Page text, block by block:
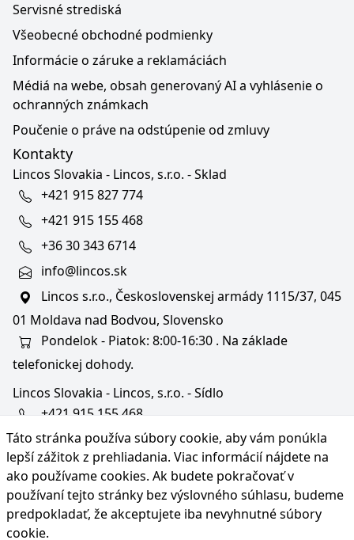
Táto stránka používa súbory cookie, aby vám ponúkla
lepší zážitok z prehliadania. Viac informácií nájdete na
ako používame cookies. Ak budete pokračovať v
používaní tejto stránky bez výslovného súhlasu, budeme
predpokladať, že akceptujete iba nevyhnutné súbory
cookie.
Servisné strediská
Všeobecné obchodné podmienky
Informácie o záruke a reklamáciách
Médiá na webe, obsah generovaný AI a vyhlásenie o
ochranných známkach
Poučenie o práve na odstúpenie od zmluvy
Kontakty
Lincos Slovakia - Lincos, s.r.o. - Sklad
+421 915 827 774
+421 915 155 468
+36 30 343 6714
info@lincos.sk
Lincos s.r.o., Československej armády 1115/37, 045
01 Moldava nad Bodvou, Slovensko
Pondelok - Piatok: 8:00-16:30 . Na základe
telefonickej dohody.
Lincos Slovakia - Lincos, s.r.o. - Sídlo
+421 915 155 468
+36/30 343 6714
bratislava@lincos.sk
Lincos s.r.o., Rustaveliho 4, 831 06 Bratislava - m. č.
Rača, Slovensko
Iba sídlo firmy